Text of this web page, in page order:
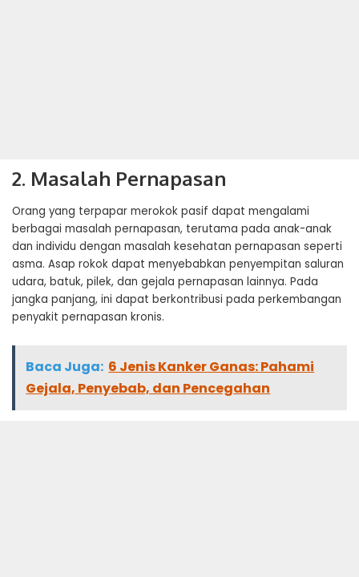
2. Masalah Pernapasan
Orang yang terpapar merokok pasif dapat mengalami
berbagai masalah pernapasan, terutama pada anak-anak
dan individu dengan masalah kesehatan pernapasan seperti
asma. Asap rokok dapat menyebabkan penyempitan saluran
udara, batuk, pilek, dan gejala pernapasan lainnya. Pada
jangka panjang, ini dapat berkontribusi pada perkembangan
penyakit pernapasan kronis.
Baca Juga: 6 Jenis Kanker Ganas: Pahami
Gejala, Penyebab, dan Pencegahan